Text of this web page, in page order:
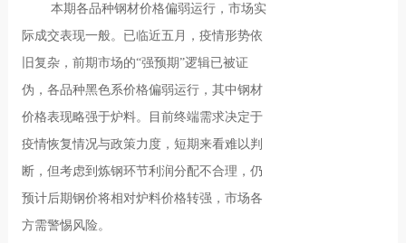
本期各品种钢材价格偏弱运行，市场实
际成交表现一般。已临近五月，疫情形势依
旧复杂，前期市场的“强预期”逻辑已被证
伪，各品种黑色系价格偏弱运行，其中钢材
价格表现略强于炉料。目前终端需求决定于
疫情恢复情况与政策力度，短期来看难以判
断，但考虑到炼钢环节利润分配不合理，仍
预计后期钢价将相对炉料价格转强，市场各
方需警惕风险。